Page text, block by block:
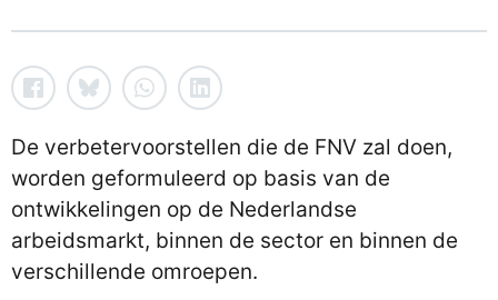
De verbetervoorstellen die de FNV zal doen,
worden geformuleerd op basis van de
ontwikkelingen op de Nederlandse
arbeidsmarkt, binnen de sector en binnen de
verschillende omroepen.